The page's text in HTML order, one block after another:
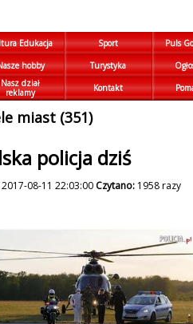
Edukacja Sport Puls
hobby
Turystyka
Nasz dział
reklamy
Kontakt
miast (351)
policja dziś
2017-08-11 22:03:00 Czytano: 1958 razy